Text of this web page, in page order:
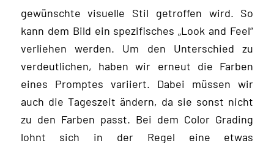
gewünschte visuelle Stil getroffen wird. So
kann dem Bild ein spezifisches „Look and Feel“
verliehen werden. Um den Unterschied zu
verdeutlichen, haben wir erneut die Farben
eines Promptes variiert. Dabei müssen wir
auch die Tageszeit ändern, da sie sonst nicht
zu den Farben passt. Bei dem Color Grading
lohnt sich in der Regel eine etwas